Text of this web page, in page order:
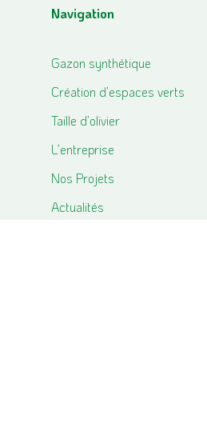
Navigation
Gazon synthétique
Création d’espaces verts
Taille d’olivier
L’entreprise
Nos Projets
Actualités